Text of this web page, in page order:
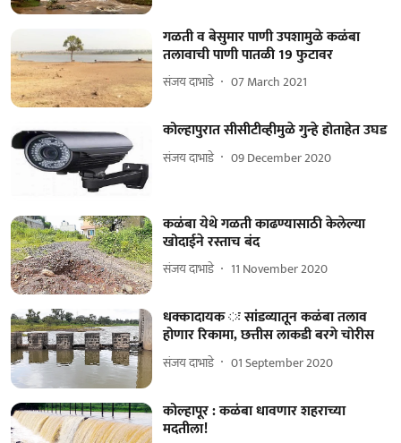
गळती व बेसुमार पाणी उपशामुळे कळंबा
तलावाची पाणी पातळी 19 फुटावर
संजय दाभाडे 07 March 2021
कोल्हापुरात सीसीटीव्हीमुळे गुन्हे होताहेत उघड
संजय दाभाडे 09 December 2020
कळंबा येथे गळती काढण्यासाठी केलेल्या
खोदाईने रस्ताच बंद
संजय दाभाडे 11 November 2020
धक्कादायक ः सांडव्यातून कळंबा तलाव
होणार रिकामा, छत्तीस लाकडी बरगे चोरीस
संजय दाभाडे 01 September 2020
कोल्हापूर : कळंबा धावणार शहराच्या
मदतीला!